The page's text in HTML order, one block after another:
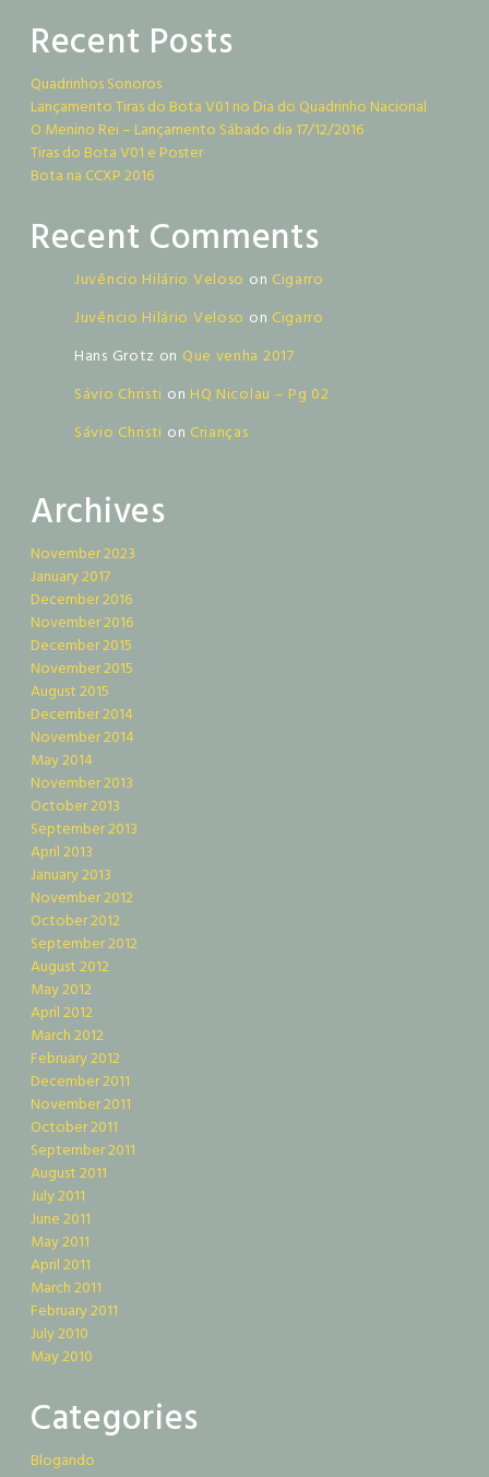
Recent Posts
Quadrinhos Sonoros
Lançamento Tiras do Bota V01 no Dia do Quadrinho Nacional
O Menino Rei – Lançamento Sábado dia 17/12/2016
Tiras do Bota V01 e Poster
Bota na CCXP 2016
Recent Comments
Juvêncio Hilário Veloso on Cigarro
Juvêncio Hilário Veloso on Cigarro
Hans Grotz on Que venha 2017
Sávio Christi on HQ Nicolau – Pg 02
Sávio Christi on Crianças
Archives
November 2023
January 2017
December 2016
November 2016
December 2015
November 2015
August 2015
December 2014
November 2014
May 2014
November 2013
October 2013
September 2013
April 2013
January 2013
November 2012
October 2012
September 2012
August 2012
May 2012
April 2012
March 2012
February 2012
December 2011
November 2011
October 2011
September 2011
August 2011
July 2011
June 2011
May 2011
April 2011
March 2011
February 2011
July 2010
May 2010
Categories
Blogando